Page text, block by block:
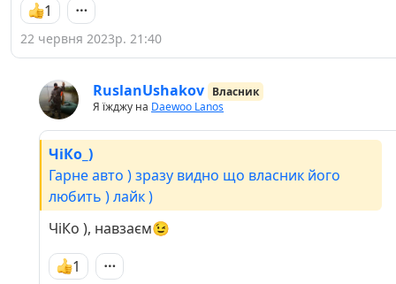
1
22 червня 2023р. 21:40
RuslanUshakov Власник
Я їжджу на Daewoo Lanos
ЧіКо_)
Гарне авто ) зразу видно що власник його
любить ) лайк )
ЧіКо ), навзаєм😉
1